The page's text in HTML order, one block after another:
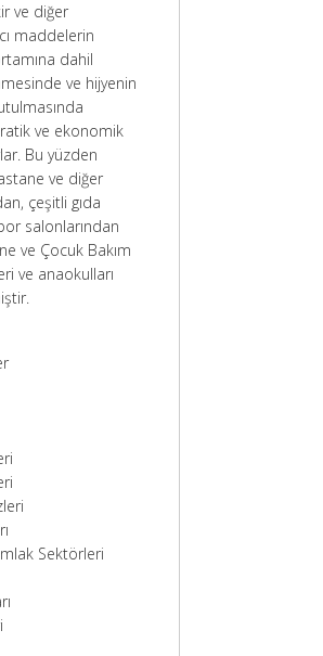
ve diğer
maddelerin
dahil
ve hijyenin
ve ekonomik
Bu yüzden
ve diğer
çeşitli gıda
salonlarından
ve Çocuk Bakım
ve anaokulları
Sektörleri